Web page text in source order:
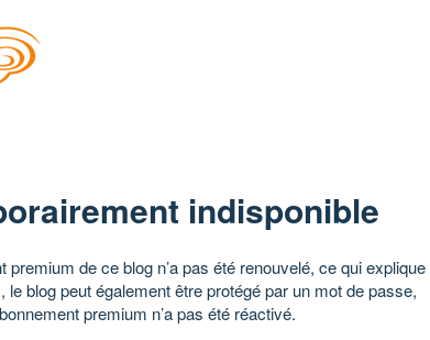
indisponible
premium de ce blog n’a pas été renouvelé, ce qui explique
blog peut également être protégé par un mot de passe,
premium n’a pas été réactivé.